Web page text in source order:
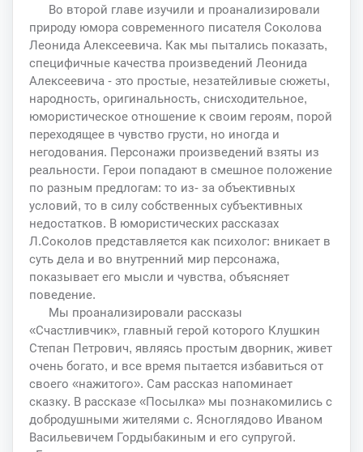
Во второй главе изучили и проанализировали
природу юмора современного писателя Соколова
Леонида Алексеевича. Как мы пытались показать,
специфичные качества произведений Леонида
Алексеевича - это простые, незатейливые сюжеты,
народность, оригинальность, снисходительное,
юмористическое отношение к своим героям, порой
переходящее в чувство грусти, но иногда и
негодования. Персонажи произведений взяты из
реальности. Герои попадают в смешное положение
по разным предлогам: то из- за объективных
условий, то в силу собственных субъективных
недостатков. В юмористических рассказах
Л.Соколов представляется как психолог: вникает в
суть дела и во внутренний мир персонажа,
показывает его мысли и чувства, объясняет
поведение.
Мы проанализировали рассказы
«Счастливчик», главный герой которого Клушкин
Степан Петрович, являясь простым дворник, живет
очень богато, и все время пытается избавиться от
своего «нажитого». Сам рассказ напоминает
сказку. В рассказе «Посылка» мы познакомились с
добродушными жителями с. Ясноглядово Иваном
Васильевичем Гордыбакиным и его супругой.